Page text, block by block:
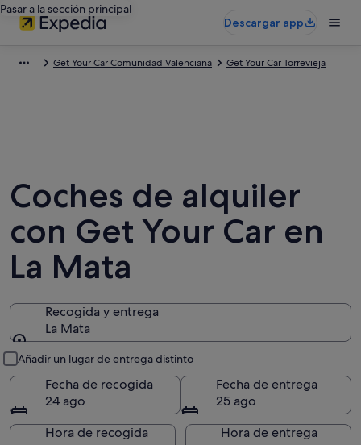
Pasar a la sección principal
Descargar app
Get Your Car Comunidad Valenciana Get Your Car Torrevieja
Coches de alquiler
con Get Your Car en
La Mata
Recogida y entrega
La Mata
Añadir un lugar de entrega distinto
Fecha de recogida
24 ago
Fecha de entrega
25 ago
Hora de recogida
Hora de entrega